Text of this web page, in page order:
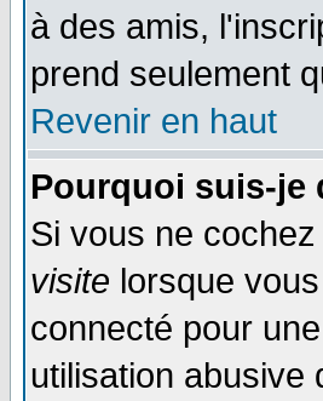
à des amis,
prend seulement
Revenir en haut
Pourquoi suis-je
Si vous ne
visite lorsque
connecté pour
utilisation abusive